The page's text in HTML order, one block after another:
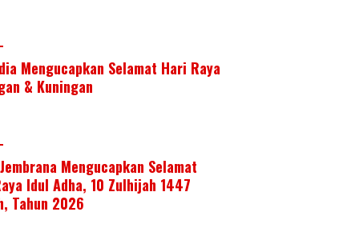
Mengucapkan Selamat Hari Raya
& Kuningan
Mengucapkan Selamat
Idul Adha, 10 Zulhijah 1447
Tahun 2026